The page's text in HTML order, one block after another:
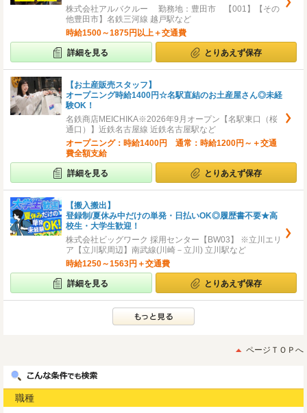
株式会社アルバクルー 勤務地：豊田市 【001】【その
他豊田市】名鉄三河線 越戸駅など
時給1500～1875円以上＋交通費
詳細を見る とりあえず保存
【お土産販売スタッフ】
オープニング時給1400円☆名駅直結のお土産屋さん◎未経
験OK！
名鉄商店MEICHIKA※2026年9月オープン【名駅東口（桜
通口）】近鉄名古屋線 近鉄名古屋駅など
オープニング：時給1400円 通常：時給1200円～＋交通
費全額支給
詳細を見る とりあえず保存
【搬入搬出】
登録制/夏休み中だけの単発・日払いOK◎履歴書不要★高
校生・大学生歓迎！
株式会社ビッグワーク 採用センター【BW03】 ※立川エリ
ア【立川駅周辺】南武線(川崎－立川) 立川駅など
時給1250～1563円＋交通費
詳細を見る とりあえず保存
ページＴＯＰへ
職種